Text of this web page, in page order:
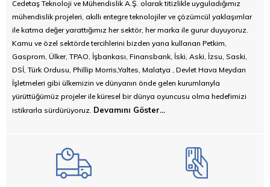
Cedetaş Teknoloji ve Mühendislik A.Ş. olarak titizlikle uyguladığımız
mühendislik projeleri, akıllı entegre teknolojiler ve çözümcül yaklaşımlar
ile katma değer yarattığımız her sektör, her marka ile gurur duyuyoruz.
Kamu ve özel sektörde tercihlerini bizden yana kullanan Petkim,
Gasprom, Ülker, TPAO, İşbankası, Finansbank, İski, Aski, İzsu, Saski,
DSİ, Türk Ordusu, Phillip Morris,Yaltes, Malatya , Devlet Hava Meydan
İşletmeleri gibi ülkemizin ve dünyanın önde gelen kurumlarıyla
yürüttüğümüz projeler ile küresel bir dünya oyuncusu olma hedefimizi
istikrarla sürdürüyoruz. Devamını Göster...